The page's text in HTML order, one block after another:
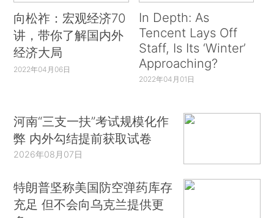
向松祚：宏观经济70
讲，带你了解国内外
经济大局
2022年04月06日
In Depth: As
Tencent Lays Off
Staff, Is Its ‘Winter’
Approaching?
2022年04月01日
河南“三支一扶”考试规模化作
弊 内外勾结提前获取试卷
2026年08月07日
特朗普坚称美国防空弹药库存
充足 但不会向乌克兰提供更